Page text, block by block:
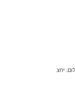
יחצ